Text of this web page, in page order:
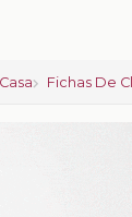
Fichas De